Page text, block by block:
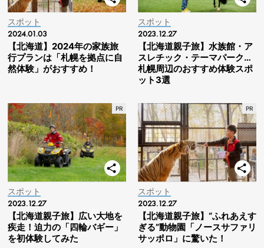
スポット
2024.01.03
【北海道】2024年の家族旅
行プランは「札幌を拠点に自
然体験」がおすすめ！
スポット
2023.12.27
【北海道親子旅】水族館・ア
スレチック・テーマパーク…
札幌周辺のおすすめ体験スポ
ット3選
スポット
2023.12.27
【北海道親子旅】広い大地を
疾走！迫力の「四輪バギー」
を初体験してみた
スポット
2023.12.27
【北海道親子旅】“ふれあえす
ぎる”動物園「ノースサファリ
サッポロ」に驚いた！